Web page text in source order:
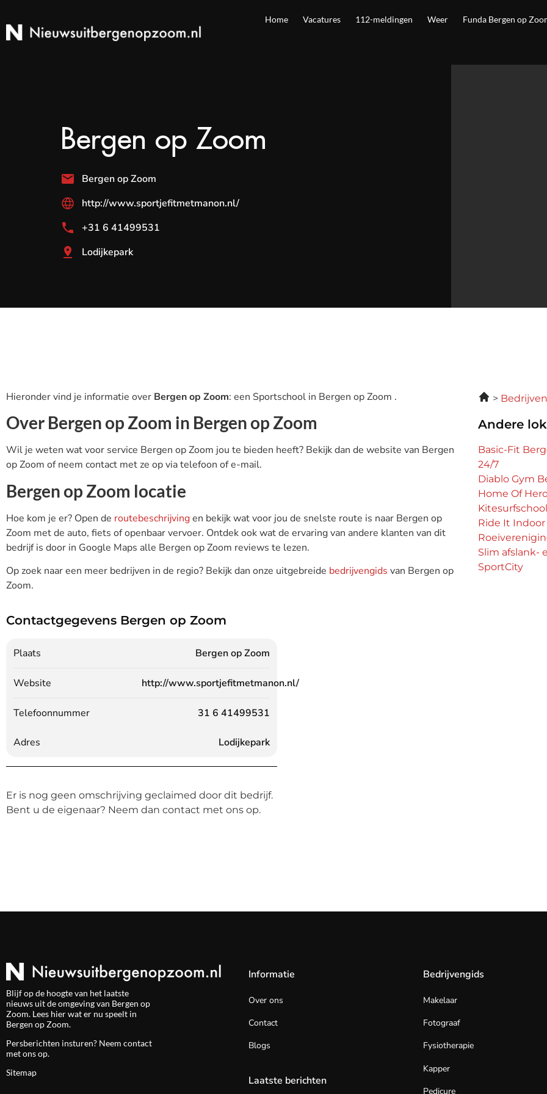
Home Vacatures 112-meldingen Weer Funda Bergen op
Bergen op Zoom
Bergen op Zoom
http://www.sportjefitmetmanon.nl/
+31 6 41499531
Lodijkepark
Hieronder vind je informatie over Bergen op Zoom: een Sportschool in Bergen op Zoom .
Over Bergen op Zoom in Bergen op Zoom
Wil je weten wat voor service Bergen op Zoom jou te bieden heeft? Bekijk dan de website van Bergen
op Zoom of neem contact met ze op via telefoon of e-mail.
Bergen op Zoom locatie
Hoe kom je er? Open de routebeschrijvingen bekijk wat voor jou de snelste route is naar Bergen op
Zoom met de auto, fiets of openbaar vervoer. Ontdek ook wat de ervaring van andere klanten van dit
bedrijf is door in Google Maps alle Bergen op Zoom reviews te lezen.
Op zoek naar een meer bedrijven in de regio? Bekijk dan onze uitgebreide bedrijvengids van Bergen op
Zoom.
Andere
Basic-Fit
24/7
Diablo Gym
Home Of
Ride It Indoor
Slim afslank-
SportCity
Contactgegevens Bergen op Zoom
Plaats Bergen op Zoom
Website http://www.sportjefitmetmanon.nl/
Telefoonnummer 31 6 41499531
Adres Lodijkepark
Er is nog geen omschrijving geclaimed door dit bedrijf.
Bent u de eigenaar? Neem dan contact met ons op.
Blijf op de hoogte van het laatste
nieuws uit de omgeving van Bergen op
Zoom. Lees hier wat er nu speelt in
Bergen op Zoom.
Persberichten insturen? Neem contact
met ons op.
Sitemap
Informatie
Over ons
Contact
Blogs
Laatste berichten
Bedrijvengids
Makelaar
Fotograaf
Fysiotherapie
Kapper
Pedicure